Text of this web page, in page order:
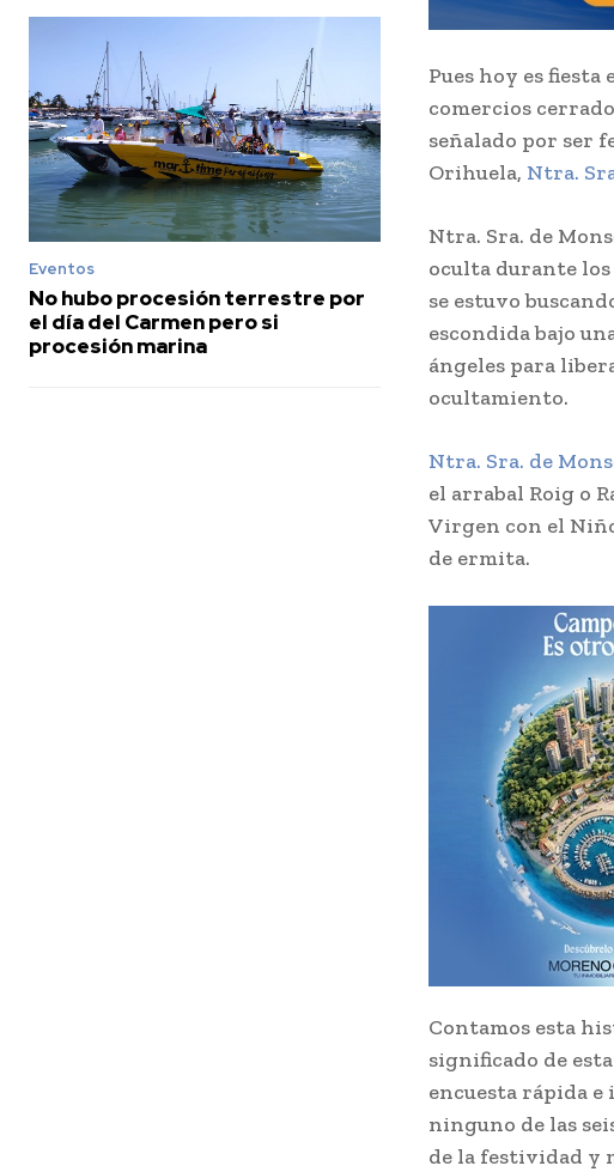
Eventos
No hubo procesión terrestre por
el día del Carmen pero si
procesión marina
Pues hoy es
comercios
señalado por ser
Orihuela, Ntra.
Ntra. Sra. de
oculta durante
se estuvo
escondida bajo
ángeles para
ocultamiento.
Ntra. Sra. de
el arrabal Roig o
Virgen con el
de ermita.
Contamos esta
significado de
encuesta rápida
ninguno de las
de la festividad y